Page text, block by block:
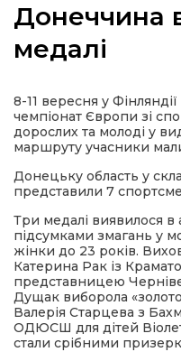
політика
місія
Донеччина
медалі
8-11 вересня у
чемпіонат Європи зі
дорослих та молоді у
маршруту учасники
Донецьку область у
представили 7
Три медалі виявилося в
підсумками змагань у
жінки до 23 років.
Катерина Рак із
представницею
Дущак виборола
Валерія Старцева з
ОДЮСШ для дітей
стали срібними